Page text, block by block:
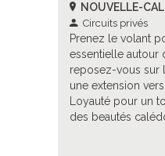
NOUVELLE-
Circuits privés
Prenez le volant
essentielle autour
reposez-vous sur
une extension
Loyauté pour un
des beautés